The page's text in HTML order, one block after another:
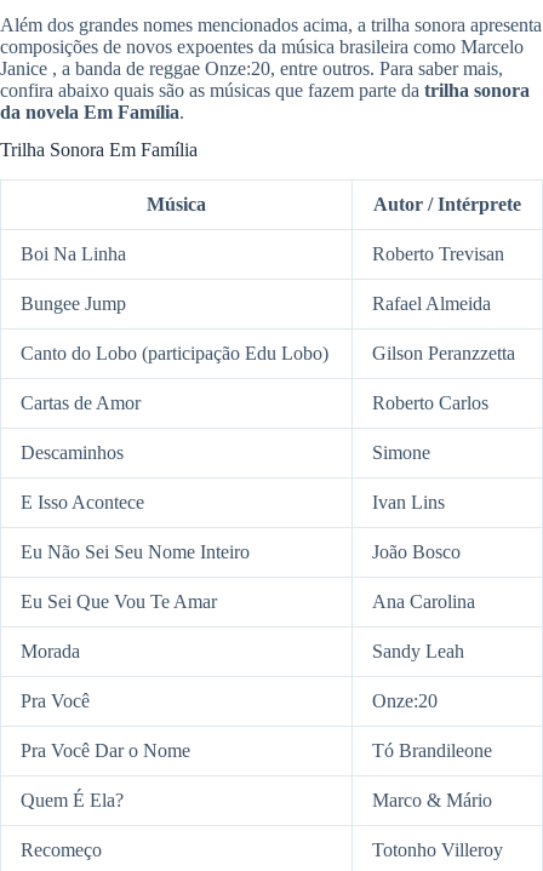
Além dos grandes nomes mencionados acima, a trilha sonora apresenta
composições de novos expoentes da música brasileira como Marcelo
Janice , a banda de reggae Onze:20, entre outros. Para saber mais,
confira abaixo quais são as músicas que fazem parte da trilha sonora
da novela Em Família.
Trilha Sonora Em Família
Música Autor / Intérprete
Boi Na Linha Roberto Trevisan
Bungee Jump Rafael Almeida
Canto do Lobo (participação Edu Lobo) Gilson Peranzzetta
Cartas de Amor Roberto Carlos
Descaminhos Simone
E Isso Acontece Ivan Lins
Eu Não Sei Seu Nome Inteiro João Bosco
Eu Sei Que Vou Te Amar Ana Carolina
Morada Sandy Leah
Pra Você Onze:20
Pra Você Dar o Nome Tó Brandileone
Quem É Ela? Marco & Mário
Recomeço Totonho Villeroy